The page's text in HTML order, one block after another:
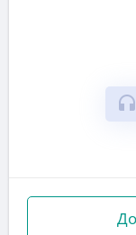
headphones